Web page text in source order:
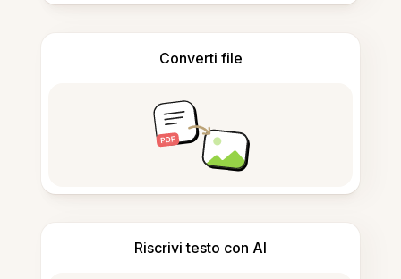
Converti file
Riscrivi testo con AI